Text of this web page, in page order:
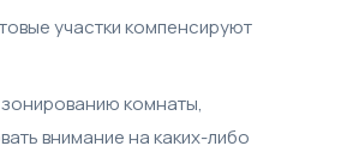
участки компенсируют
комнаты,
внимание на каких-либо